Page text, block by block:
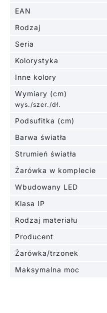
EAN
Rodzaj
Seria
Kolorystyka
Inne kolory
Wymiary (cm)
wys./szer./dł.
Podsufitka (cm)
Barwa światła
Strumień światła
Żarówka w komplecie
Wbudowany LED
Klasa IP
Rodzaj materiału
Producent
Żarówka/trzonek
Maksymalna moc